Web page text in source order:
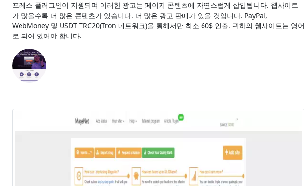
프레스 플러그인이 지원되며 이러한 광고는 페이지 콘텐츠에 자연스럽게 삽입됩니다. 웹사이트
가 많을수록 더 많은 콘텐츠가 있습니다. 더 많은 광고 판매가 있을 것입니다. PayPal,
WebMoney 및 USDT TRC20(Tron 네트워크)을 통해서만 최소 60$ 인출. 귀하의 웹사이트는 영어
로 되어 있어야 합니다.